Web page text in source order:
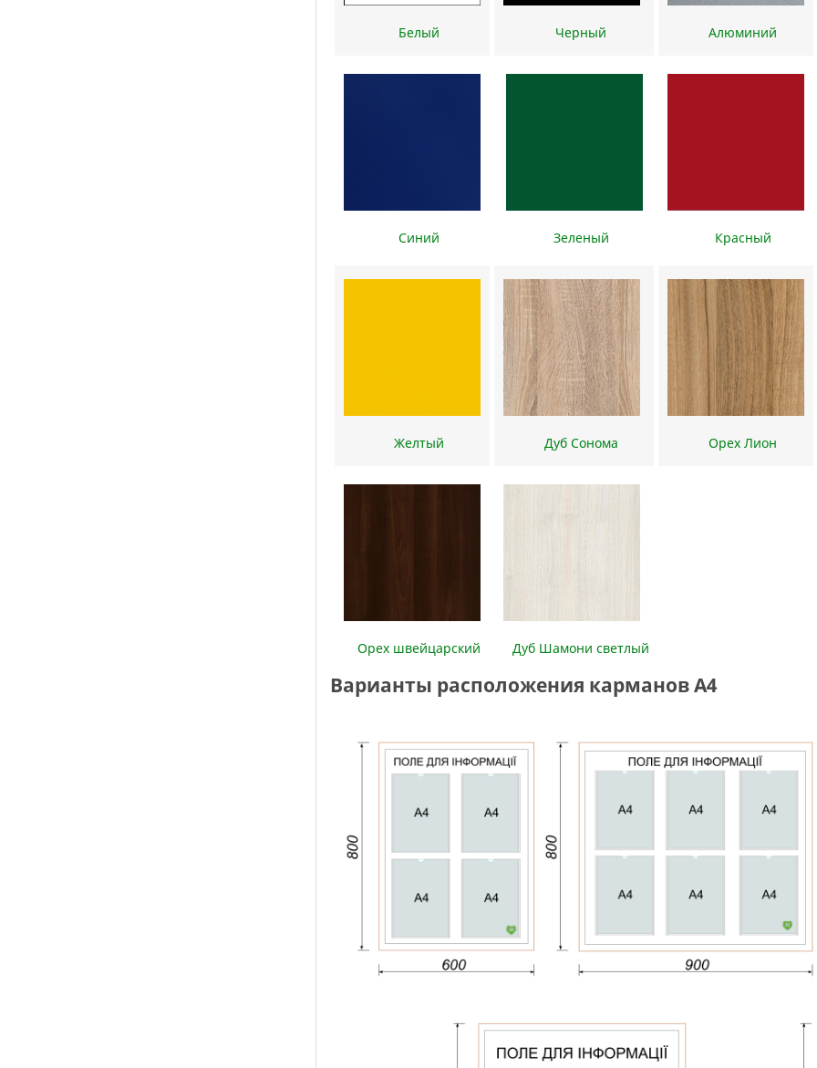
Белый Черный Алюминий
Синий Зеленый Красный
Желтый Дуб Сонома Орех Лион
Орех швейцарский Дуб Шамони светлый
Варианты расположения карманов А4